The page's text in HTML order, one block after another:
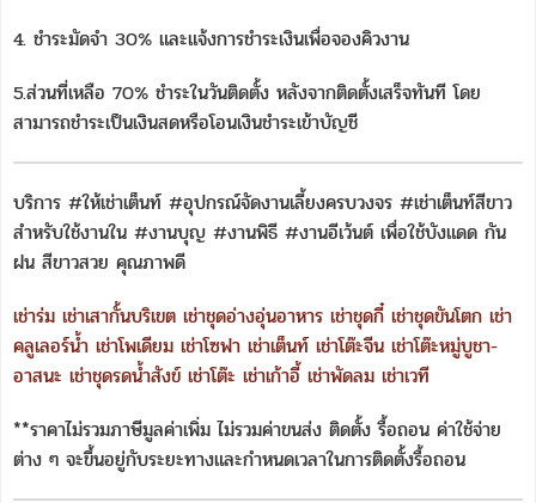
4. ชำระมัดจำ 30% และแจ้งการชำระเงินเพื่อจองคิวงาน
5.ส่วนที่เหลือ 70% ชำระในวันติดตั้ง หลังจากติดตั้งเสร็จทันที โดย
สามารถชำระเป็นเงินสดหรือโอนเงินชำระเข้าบัญชี
บริการ #ให้เช่าเต็นท์ #อุปกรณ์จัดงานเลี้ยงครบวงจร #เช่าเต็นท์สีขาว
สำหรับใช้งานใน #งานบุญ #งานพิธี #งานอีเว้นต์ เพื่อใช้บังแดด กัน
ฝน สีขาวสวย คุณภาพดี
เช่าร่ม เช่าเสากั้นบริเขต เช่าชุดอ่างอุ่นอาหาร เช่าชุดกี๋ เช่าชุดขันโตก เช่า
คลูเลอร์น้ำ เช่าโพเดียม เช่าโซฟา เช่าเต็นท์ เช่าโต๊ะจีน เช่าโต๊ะหมู่บูชา-
อาสนะ เช่าชุดรดน้ำสังข์ เช่าโต๊ะ เช่าเก้าอี้ เช่าพัดลม เช่าเวที
**ราคาไม่รวมภาษีมูลค่าเพิ่ม ไม่รวมค่าขนส่ง ติดตั้ง รื้อถอน ค่าใช้จ่าย
ต่าง ๆ จะขึ้นอยู่กับระยะทางและกำหนดเวลาในการติดตั้งรื้อถอน